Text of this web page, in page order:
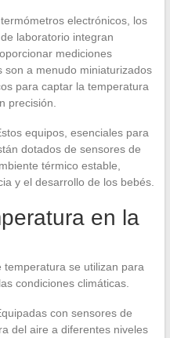
electrónicos, los
laboratorio integran
mediciones
son a menudo miniaturizados
para captar la temperatura
precisión.
equipos, esenciales para
dotados de sensores de
térmico estable,
y el desarrollo de los bebés.
en la
se utilizan para
condiciones climáticas.
con sensores de
del aire a diferentes niveles